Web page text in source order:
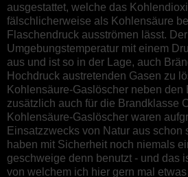
ausgestattet, welche das
fälschlicherweise als Kohlensäure
Flaschendruck ausströmen lässt.
Umgebungstemperatur mit einem
aus und ist so in der Lage, auch
Hochdruck austretenden Gasen zu
Kohlensäure-Gaslöscher neben den
zusätzlich auch für die Brandklasse
Kohlensäure-Gaslöscher waren
Einsatzzwecks von Natur aus schon
haben mit Sicherheit noch niemals
geschweige denn benutzt - und das
von welchem ich hier gern mal